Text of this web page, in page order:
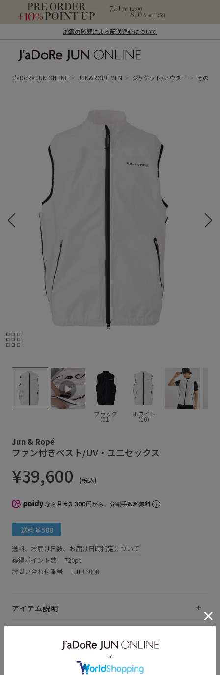
地震の影響による配送遅延について
ン オンライン）
J'aDoRe JUN ONLINE JUN&ROPÉ MEN ジャケット/アウター その他
ブラック
(01)
ホワイト
(10)
Jun & Ropé
ファン付きベスト/UV・ユニセックス
¥39,600 (税込)
なら 月々3,300円から。分割手数料無料
送料￥500
送料、お届け日数、お届け日時指定について
獲得ポイント数 720pt
お問い合わせ番号 EJL16000
アイテム説明